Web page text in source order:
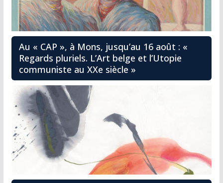
Au « CAP », à Mons, jusqu’au 16 août : «
Regards pluriels. L’Art belge et l’Utopie
communiste au XXe siècle »